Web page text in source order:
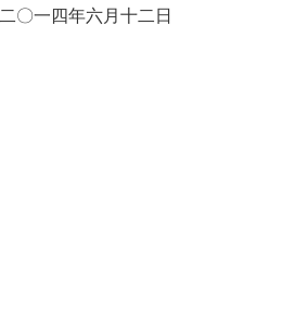
二〇一四年六月十二日